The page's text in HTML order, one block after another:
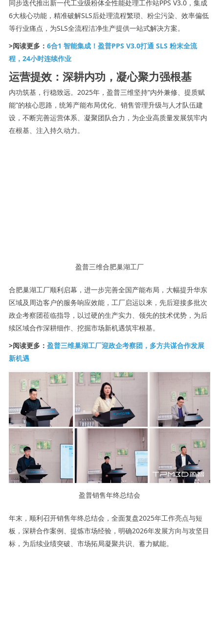
同步迭代推出新一代工业级粉体全性能处理工作站PPS V3.0，集成
6大核心功能，精准破解SLS后处理流程繁琐、粉尘污染、效率偏低
等行业痛点，为SLS全流程洁净生产提供一站式解决方案。
>阅读更多： 6合1 智能集成！盈普PPS V3.0打通 SLS 粉末全流
程，24小时连续作业
运营提效：深耕内功，凝心聚力强根基
内功筑基，行稳致远。2025年，盈普三维坚持“内外兼修、提质赋
能”的核心思路，统筹产能布局优化、销售管理升级与人才队伍建
设，不断完善运营体系、凝聚团队合力，为企业高质量发展筑牢内
在根基、注入持久动力。
盈普三维合肥巢湖工厂
合肥巢湖工厂顺利启幕，进一步完善全国产能布局，大幅提升华东
区域及周边客户的服务响应效能，工厂启运以来，先后迎接多批次
政企考察团莅临指导，以过硬的生产实力、领先的技术优势，为后
续区域合作深耕细作、挖掘市场新机遇筑牢根基。
>阅读更多： 盈普三维巢湖工厂迎政企考察团，多方共谋合作发展
新机遇
盈普销售年终总结会
年末，顺利召开销售年终总结会，全面复盘2025年工作亮点与短
板，深耕合作案例、提炼市场经验，明确2026年发展方向与攻坚目
标，为后续业绩突破、市场拓局凝聚共识、蓄力赋能。